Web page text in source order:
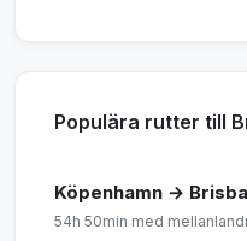
Populära rutter till
Köpenhamn →
54h 50min med